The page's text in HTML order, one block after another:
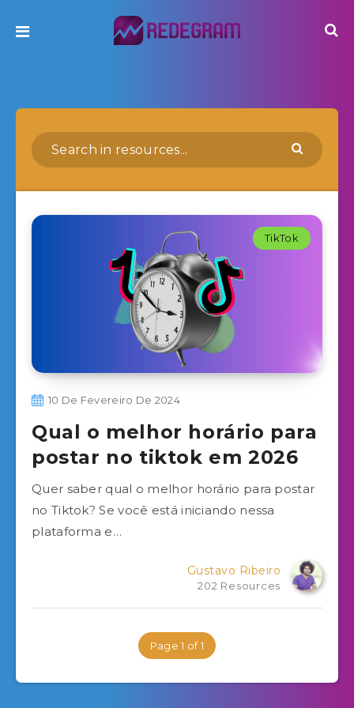
TikTok
10 De Fevereiro De 2024
Qual o melhor horário para
postar no tiktok em 2026
Quer saber qual o melhor horário para postar
no Tiktok? Se você está iniciando nessa
plataforma e…
Gustavo Ribeiro
202 Resources
Page 1 of 1